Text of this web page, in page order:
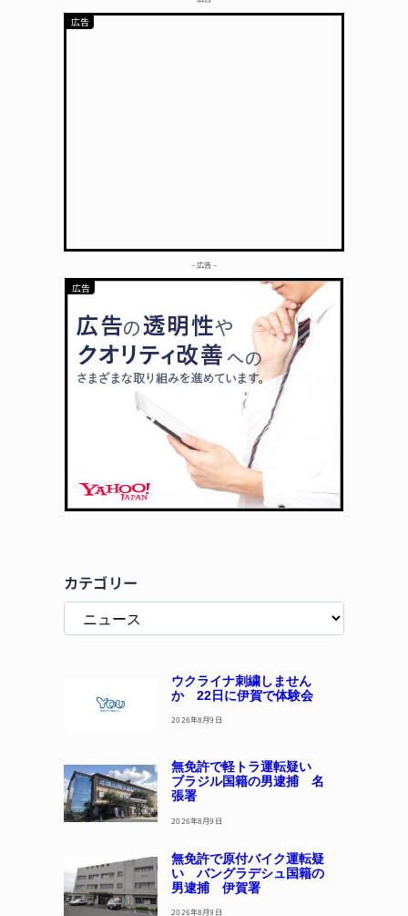
– 広告 –
カテゴリー
ウクライナ刺繍しません
か 22日に伊賀で体験会
2026年8月9日
無免許で軽トラ運転疑い
ブラジル国籍の男逮捕 名
張署
2026年8月9日
無免許で原付バイク運転疑
い バングラデシュ国籍の
男逮捕 伊賀署
2026年8月9日